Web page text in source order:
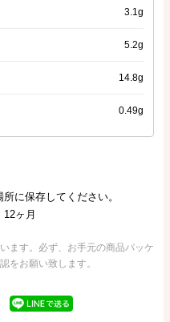
3.1g
5.2g
14.8g
0.49g
に保存してください。
ヶ月
ます。必ず、お手元の商品パッケ
をお願い致します。